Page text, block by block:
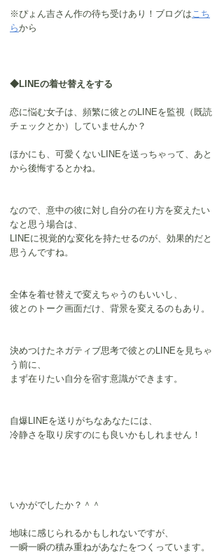
※ぴょん吉さん作の待ち受けあり！ブログはこち
らから
◆LINEの着せ替えをする
恋に悩む女子は、頻繁に彼とのLINEを監視（既読
チェックとか）していませんか？
ほかにも、可愛くないLINEを送っちゃって、あと
から後悔するとかね。
なので、意中の彼に対し自分の在り方を変えたい
なと思う場合は、
LINEに視覚的な変化を持たせるのが、効果的だと
思うんですね。
全体を着せ替えで変えちゃうのもいいし、
彼とのトーク画面だけ、背景を変えるのもあり。
決めつけたネガティブ思考で彼とのLINEを見ちゃ
う前に、
まず在りたい自分を宿す意識ができます。
自爆LINEを送りがちなあなたには、
冷静さを取り戻すのにも良いかもしれません！
いかがでしたか？＾＾
地味に感じられるかもしれないですが、
一瞬一瞬の積み重ねがあなたをつくっています。